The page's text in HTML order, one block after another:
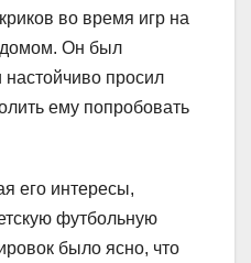
во время игр на
домом. Он был
настойчиво просил
ему попробовать
его интересы,
футбольную
было ясно, что